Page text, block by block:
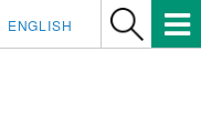
ENGLISH